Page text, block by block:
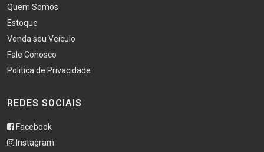
Quem Somos
Estoque
Venda seu Veículo
Fale Conosco
Politica de Privacidade
REDES SOCIAIS
Facebook
Instagram